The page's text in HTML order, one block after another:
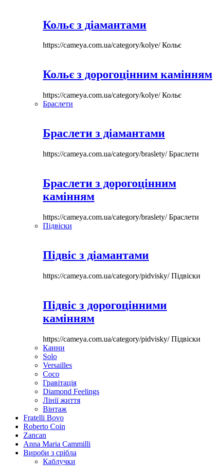
Кольє з діамантами
https://cameya.com.ua/category/kolye/Кольє
Кольє з дорогоцінним камінням
https://cameya.com.ua/category/kolye/Кольє
Браслети
Браслети з діамантами
https://cameya.com.ua/category/braslety/Браслети
Браслети з дорогоцінним
камінням
https://cameya.com.ua/category/braslety/Браслети
Підвіски
Підвіс з діамантами
https://cameya.com.ua/category/pidvisky/Підвіски
Підвіс з дорогоцінними
камінням
https://cameya.com.ua/category/pidvisky/Підвіски
Канни
Solo
Versailles
Coco
Гравітація
Diamond Feelings
Лінії життя
Вінтаж
Fratelli Bovo
Roberto Coin
Zancan
Anna Maria Cammilli
Вироби з срібла
Каблучки